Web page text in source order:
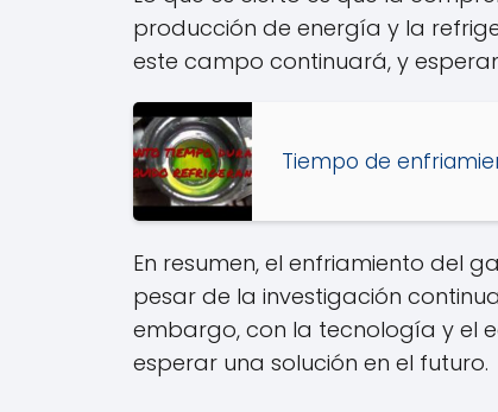
producción de energía y la
este campo continuará, y
Tiempo de
En resumen, el enfriamiento del
pesar de la investigación
embargo, con la tecnología y el
esperar una solución en el futuro.